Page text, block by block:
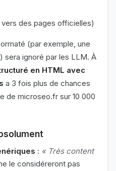
vers des pages officielles)
(par exemple, une
sera ignoré par les LLM. À
en HTML avec
a 3 fois plus de chances
de microseo.fr sur 10 000
: « Très content
le considéreront pas